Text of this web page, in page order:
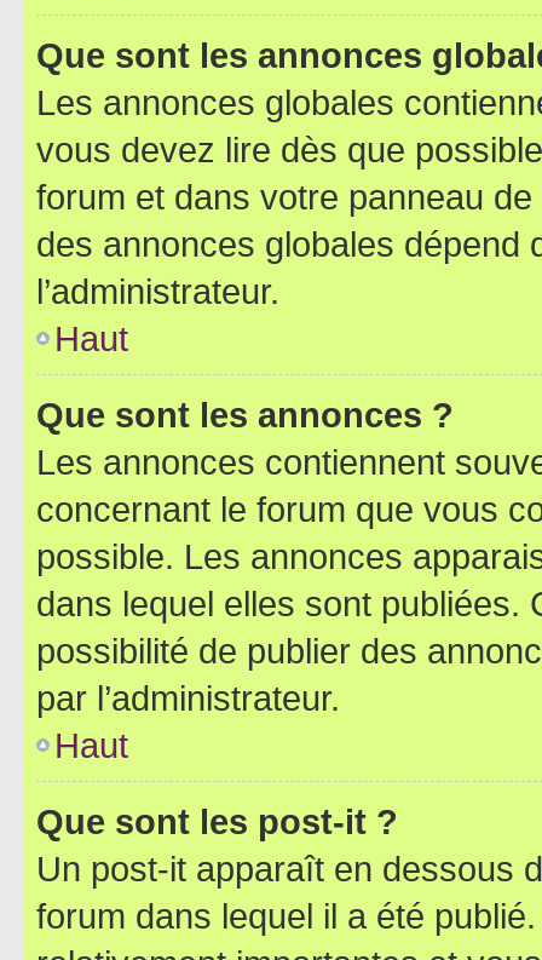
Que sont les annonces
Les annonces globales
vous devez lire dès que
forum et dans votre panneau
des annonces globales dépend
l’administrateur.
Haut
Que sont les annonces ?
Les annonces contiennent
concernant le forum que vous
possible. Les annonces
dans lequel elles sont publiées.
possibilité de publier des
par l’administrateur.
Haut
Que sont les post-it ?
Un post-it apparaît en dessous
forum dans lequel il a été